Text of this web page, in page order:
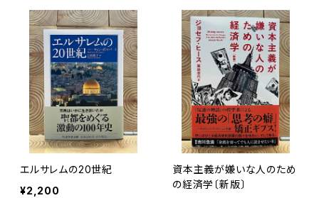
エルサレムの20世紀
¥2,200
資本主義が嫌いな人のため
の経済学〔新版〕